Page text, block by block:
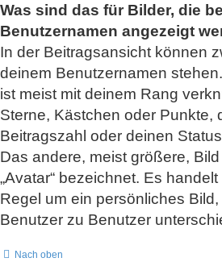
Was sind das für Bilder, die
Benutzernamen angezeigt
In der Beitragsansicht können
deinem Benutzernamen
ist meist mit deinem Rang
Sterne, Kästchen oder Punkte,
Beitragszahl oder deinen
Das andere, meist größere,
„Avatar“ bezeichnet. Es
Regel um ein persönliches
Benutzer zu Benutzer
Nach oben